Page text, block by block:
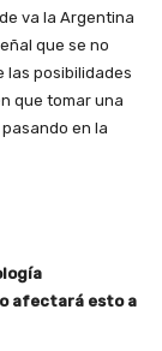
va la Argentina
que se no
las posibilidades
que tomar una
en la
afectará esto a